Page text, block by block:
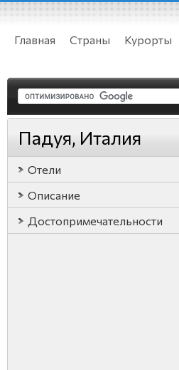
Главная Страны Курорты
Падуя, Италия
Отели
Описание
Достопримечательности